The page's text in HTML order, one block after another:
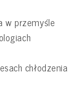
w przemyśle
chłodzenia